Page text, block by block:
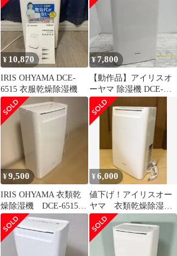
ーバー 除湿量 6.5L コ
¥ 10,870
IRIS OHYAMA DCE-
6515 衣服乾燥除湿機
¥7,800
【動作品】アイリスオ
ーヤマ 除湿機 DCE-
6515 M2438-hhr2y
¥9,500
IRIS OHYAMA 衣類乾
燥除湿機 DCE-6515
2023年
¥6,000
値下げ！アイリスオー
ヤマ 衣類乾燥除湿機
（コンプレッサー
式） DCE-6515